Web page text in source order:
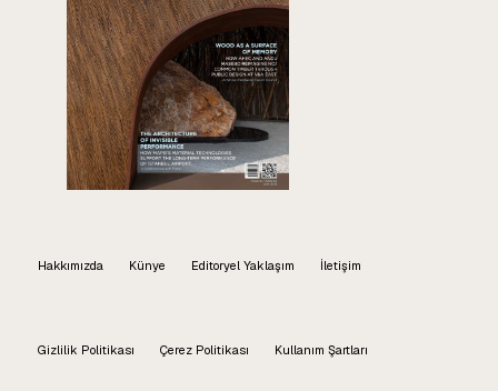
Hakkımızda Künye Editoryel Yaklaşım İletişim
Gizlilik Politikası Çerez Politikası Kullanım Şartları